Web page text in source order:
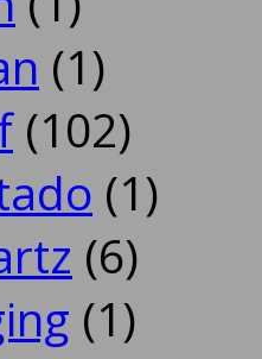
(1)
(102)
(1)
(6)
(1)